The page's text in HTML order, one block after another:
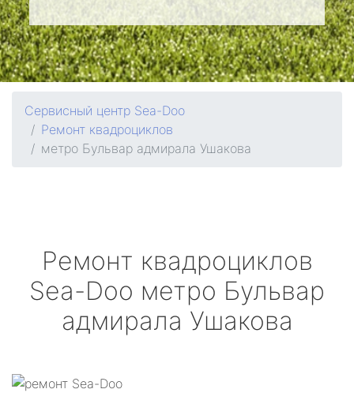
Сервисный центр Sea-Doo
Ремонт квадроциклов
метро Бульвар адмирала Ушакова
Ремонт квадроциклов
Sea-Doo метро Бульвар
адмирала Ушакова